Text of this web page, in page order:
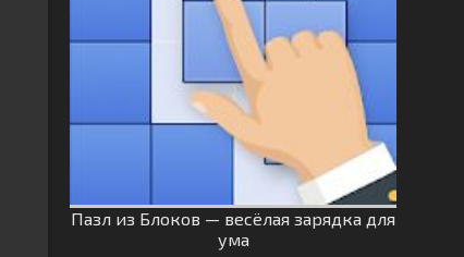
Пазл из Блоков — весёлая зарядка для
ума